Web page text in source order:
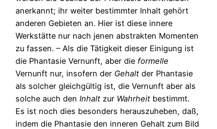
anerkannt; ihr weiter bestimmter Inhalt gehört
anderen Gebieten an. Hier ist diese innere
Werkstätte nur nach jenen abstrakten Momenten
zu fassen. – Als die Tätigkeit dieser Einigung ist
die Phantasie Vernunft, aber die formelle
Vernunft nur, insofern der Gehalt der Phantasie
als solcher gleichgültig ist, die Vernunft aber als
solche auch den Inhalt zur Wahrheit bestimmt.
Es ist noch dies besonders herauszuheben, daß,
indem die Phantasie den inneren Gehalt zum Bild